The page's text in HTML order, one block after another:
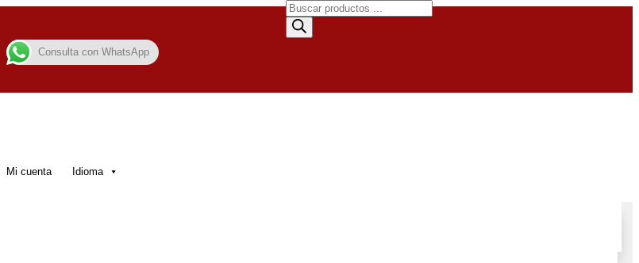
Mi cuenta
Idioma
Búsqueda
de
productos
Consulta con WhatsApp